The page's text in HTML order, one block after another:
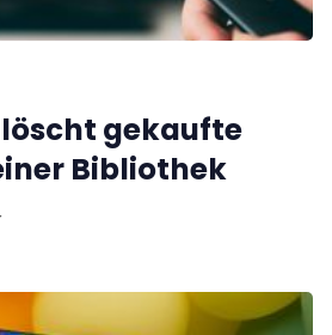
gekaufte
Bibliothek